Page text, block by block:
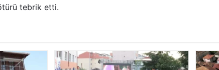
tebrik etti.